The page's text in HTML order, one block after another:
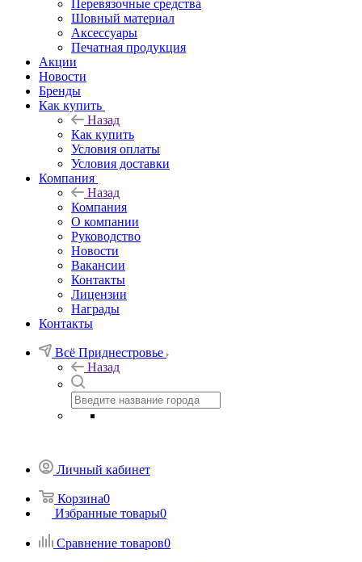
Перевязочные средства
Шовный материал
Аксессуары
Печатная продукция
Акции
Новости
Бренды
Как купить
Назад
Как купить
Условия оплаты
Условия доставки
Компания
Назад
Компания
О компании
Руководство
Новости
Вакансии
Контакты
Лицензии
Награды
Контакты
Всё Приднестровье
Назад
Личный кабинет
Корзина0
Избранные товары0
Сравнение товаров0